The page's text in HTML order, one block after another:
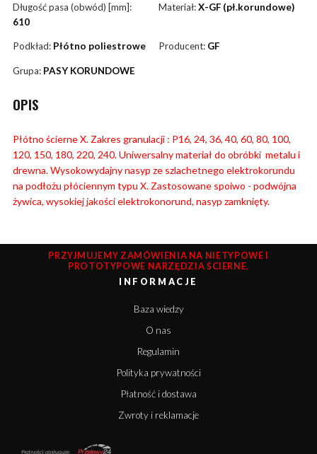
Długość pasa (obwód) [mm]:
610
Materiał:X-GF (pł.korundowe)
Podkład: Płótno poliestrowe Producent: GF
Grupa: PASY KORUNDOWE
OPIS
Płótno ścierne X. Zakres granulacji : P16, 24, 36, 40, 60, 80, 100,
120, 150, 180, 220, 240. Uniwersalny materiał do obróbki metalu i
drewna. Wysokowydajny nasyp ze szlachetnego elektrokorundu
na podłożu płóciennym typu X. Zastosowane spoiwo - podwójna
żywica, wysokiej jakości elektrokonorund, nasyp zamknięty.
PRZYJMUJEMY ZAMÓWIENIA NA NIETYPOWE I
PROTOTYPOWE NARZĘDZIA ŚCIERNE.
INFORMACJE
Baza wiedzy
O nas
Regulamin
Polityka prywatności
Płatność i dostawa
Zwroty i reklamacje